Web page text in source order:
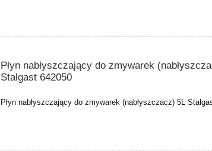
Płyn nabłyszczający do zmywarek
Stalgast 642050
Płyn nabłyszczający do zmywarek (nabłyszczacz) 5L